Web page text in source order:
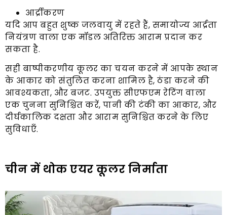
आर्द्रीकरण
यदि आप बहुत शुष्क जलवायु में रहते हैं, समायोज्य आर्द्रता
नियंत्रण वाला एक मॉडल अतिरिक्त आराम प्रदान कर
सकता है.
सही बाष्पीकरणीय कूलर का चयन करने में आपके स्थान
के आकार को संतुलित करना शामिल है, ठंडा करने की
आवश्यकता, और बजट. उपयुक्त सीएफएम रेटिंग वाला
एक चुनना सुनिश्चित करें, पानी की टंकी का आकार, और
दीर्घकालिक दक्षता और आराम सुनिश्चित करने के लिए
सुविधाएँ.
चीन में थोक एयर कूलर निर्माता